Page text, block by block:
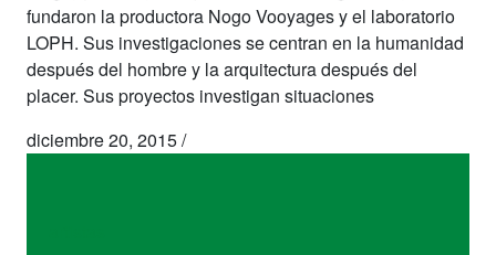
fundaron la productora Nogo Vooyages y el laboratorio
LOPH. Sus investigaciones se centran en la humanidad
después del hombre y la arquitectura después del
placer. Sus proyectos investigan situaciones
diciembre 20, 2015/